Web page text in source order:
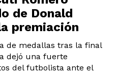
de Donald
premiación
de medallas tras la final
dejó una fuerte
del futbolista ante el